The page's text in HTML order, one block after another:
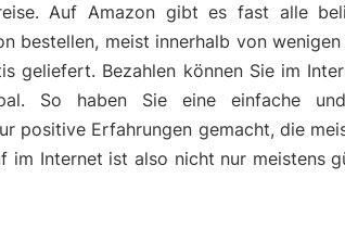
Auf Amazon gibt es fast alle
bestellen, meist innerhalb von wenigen
geliefert. Bezahlen können Sie im
So haben Sie eine einfache
positive Erfahrungen gemacht, die
im Internet ist also nicht nur meistens